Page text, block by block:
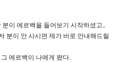
이 에르백을 들어보기 시작하셨고..
분이 안 사시면 제가 바로 안내해드릴
에르백이 나에게 왔다.